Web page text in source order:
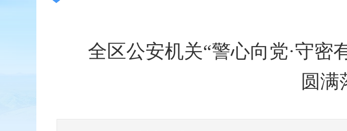
全区公安机关“警心向党·守密
圆满